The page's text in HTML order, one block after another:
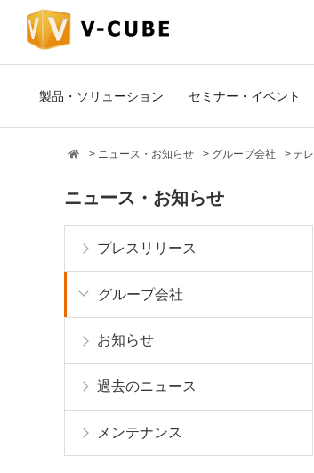
製品・ソリューション セミナー・イベント
ニュース・お知らせ グループ会社 テ
ニュース・お知らせ
プレスリリース
グループ会社
お知らせ
過去のニュース
メンテナンス